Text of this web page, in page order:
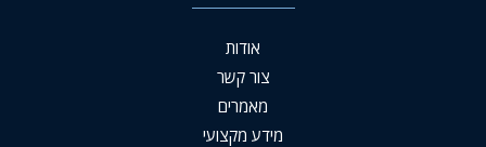
אודות
צור קשר
מאמרים
מידע מקצועי